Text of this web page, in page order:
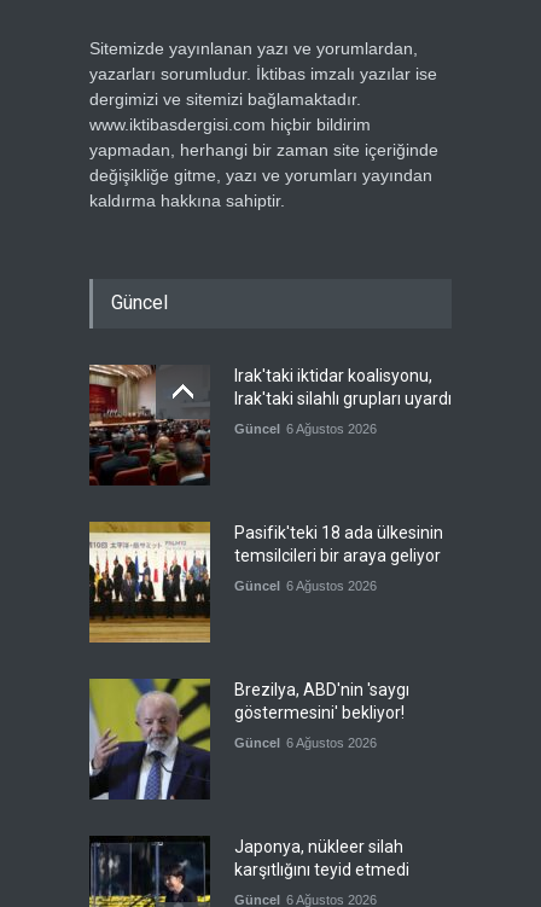
Sitemizde yayınlanan yazı ve yorumlardan,
yazarları sorumludur. İktibas imzalı yazılar ise
dergimizi ve sitemizi bağlamaktadır.
www.iktibasdergisi.com hiçbir bildirim
yapmadan, herhangi bir zaman site içeriğinde
değişikliğe gitme, yazı ve yorumları yayından
kaldırma hakkına sahiptir.
Güncel
Irak'taki iktidar koalisyonu,
Irak'taki silahlı grupları uyardı
Güncel 6 Ağustos 2026
Pasifik'teki 18 ada ülkesinin
temsilcileri bir araya geliyor
Güncel 6 Ağustos 2026
Brezilya, ABD'nin 'saygı
göstermesini' bekliyor!
Güncel 6 Ağustos 2026
Japonya, nükleer silah
karşıtlığını teyid etmedi
Güncel 6 Ağustos 2026